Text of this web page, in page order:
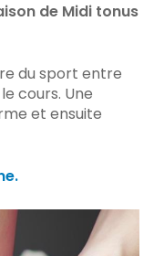
de Midi tonus
du sport entre
cours. Une
et ensuite